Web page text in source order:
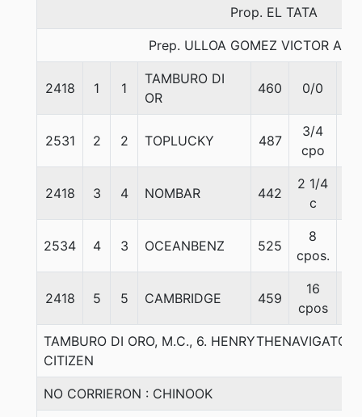
Prop. EL TATA
Prep. ULLOA GOMEZ VICTOR
2418 1 1
TAMBURO DI
OR
460 0/0
2531 2 2 TOPLUCKY 487
3/4
cpo
2418 3 4 NOMBAR 442
2 1/4
c
2534 4 3 OCEANBENZ 525
8
cpos.
2418 5 5 CAMBRIDGE 459
16
cpos
TAMBURO DI ORO, M.C., 6.
CITIZEN
NO CORRIERON : CHINOOK